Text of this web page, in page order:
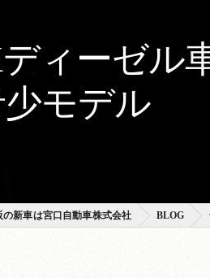
ィーゼル
モデル
の新車は宮口自動車株式会社 BLOG